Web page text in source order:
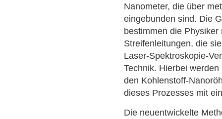
Nanometer, die über
eingebunden sind. Die
bestimmen die
Streifenleitungen, die
Laser-Spektroskopie-
Technik. Hierbei
den Kohlenstoff-
dieses Prozesses mit
Die neuentwickelte